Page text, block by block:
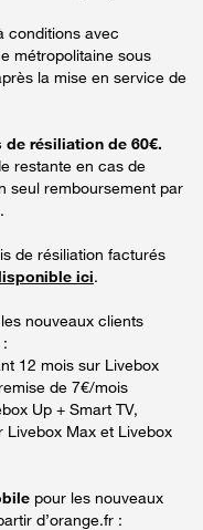
conditions avec
métropolitaine sous
la mise en service de
de résiliation de 60€.
restante en cas de
seul remboursement par
de résiliation facturés
ici.
nouveaux clients
12 mois sur Livebox
de 7€/mois
Up + Smart TV,
Max et Livebox
pour les nouveaux
d’orange.fr :